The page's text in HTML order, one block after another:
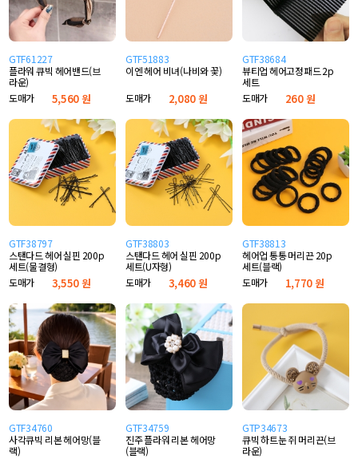
GTF61227
플라워 큐빅 헤어밴드(브
라운)
도매가
5,560 원
GTF51883
이엔 헤어 비녀(나비와 꽃)
도매가
2,080 원
GTF38684
뷰티업 헤어고정패드 2p
세트
도매가
260 원
GTF38797
스탠다드 헤어 실핀 200p
세트(물결형)
도매가
3,550 원
GTF38803
스탠다드 헤어 실핀 200p
세트(U자형)
도매가
3,460 원
GTF38813
헤어업 통통 머리끈 20p
세트(블랙)
도매가
1,770 원
GTF34760
사각큐빅 리본 헤어망(블
랙)
GTF34759
진주 플라워 리본 헤어망
(블랙)
GTP34673
큐빅 하트눈 쥐 머리끈(브
라운)